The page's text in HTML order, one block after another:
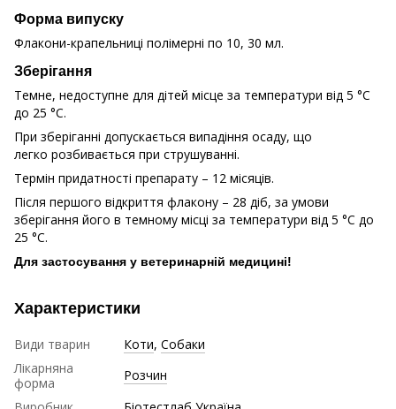
Форма випуску
Флакони-крапельниці полімерні по 10, 30 мл.
Зберігання
Темне, недоступне для дітей місце за температури від 5 °C
до 25 °C.
При зберіганні допускається випадіння осаду, що
легко розбивається при струшуванні.
Термін придатності препарату – 12 місяців.
Після першого відкриття флакону – 28 діб, за умови
зберігання його в темному місці за температури від 5 °C до
25 °C.
Для застосування у ветеринарній медицині!
Характеристики
Види тварин Коти, Собаки
Лікарняна
форма
Розчин